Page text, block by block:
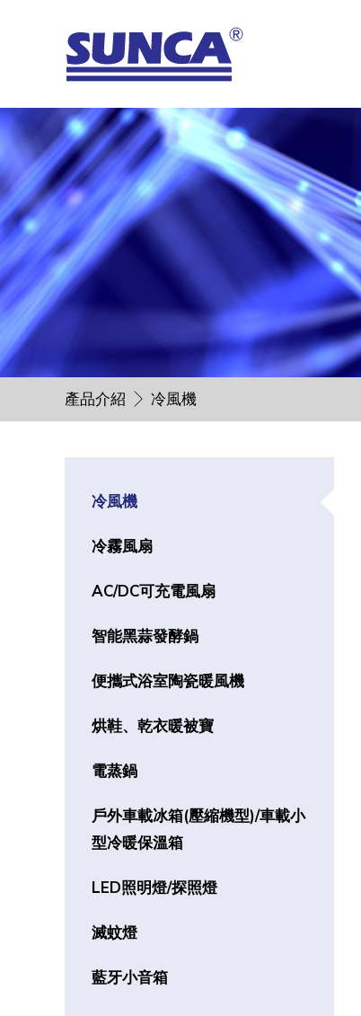
產品介紹 冷風機
冷風機
冷霧風扇
AC/DC可充電風扇
智能黑蒜發酵鍋
便攜式浴室陶瓷暖風機
烘鞋、乾衣暖被寶
電蒸鍋
戶外車載冰箱(壓縮機型)/車載小
型冷暖保溫箱
LED照明燈/探照燈
滅蚊燈
藍牙小音箱